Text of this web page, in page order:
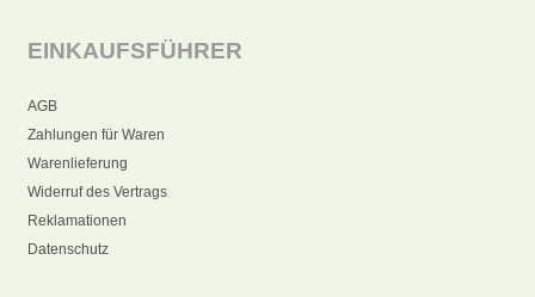
EINKAUFSFÜHRER
AGB
Zahlungen für Waren
Warenlieferung
Widerruf des Vertrags
Reklamationen
Datenschutz